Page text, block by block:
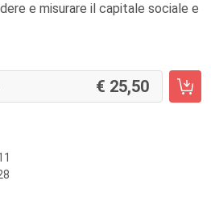
e misurare il capitale sociale e
25,50